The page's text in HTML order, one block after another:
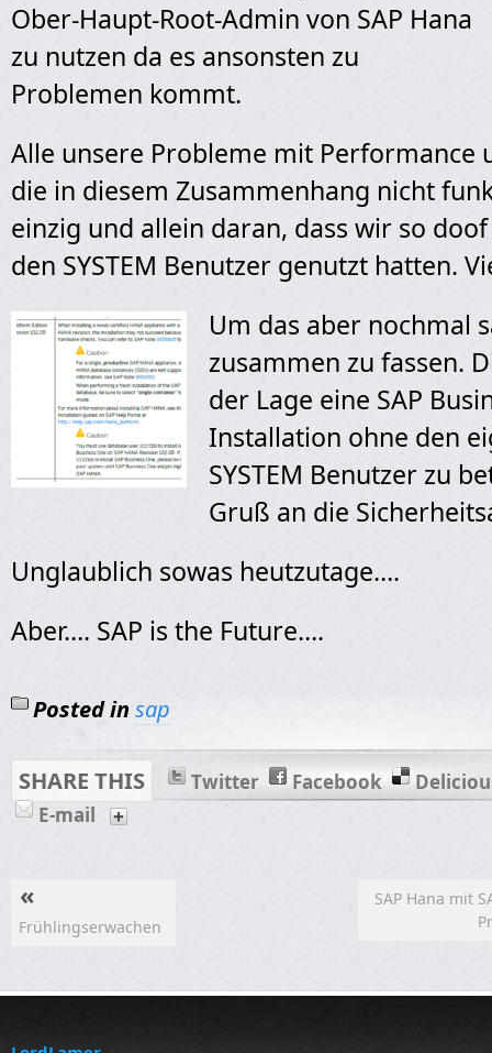
Ober-Haupt-Root-Admin von SAP Hana
zu nutzen da es ansonsten zu
Problemen kommt.
Alle unsere Probleme mit Performance
die in diesem Zusammenhang nicht
einzig und allein daran, dass wir so
den SYSTEM Benutzer genutzt hatten.
Um das aber nochmal
zusammen zu fassen.
der Lage eine SAP
Installation ohne den
SYSTEM Benutzer zu
Gruß an die
Unglaublich sowas heutzutage….
Aber…. SAP is the Future….
Posted in sap
SHARE THIS Twitter Facebook
E-mail
«
Frühlingserwachen
SAP Hana mit